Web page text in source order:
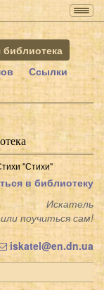
Ссылки
"Стихи"
в библиотеку
Искатель
поучиться сам!
iskatel@en.dn.ua